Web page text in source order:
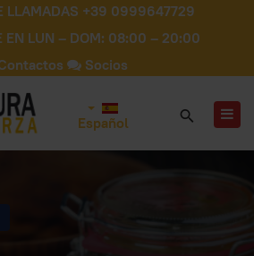
LLAMADAS +39 0999647729
EN LUN – DOM: 08:00 – 20:00
Socios
Español